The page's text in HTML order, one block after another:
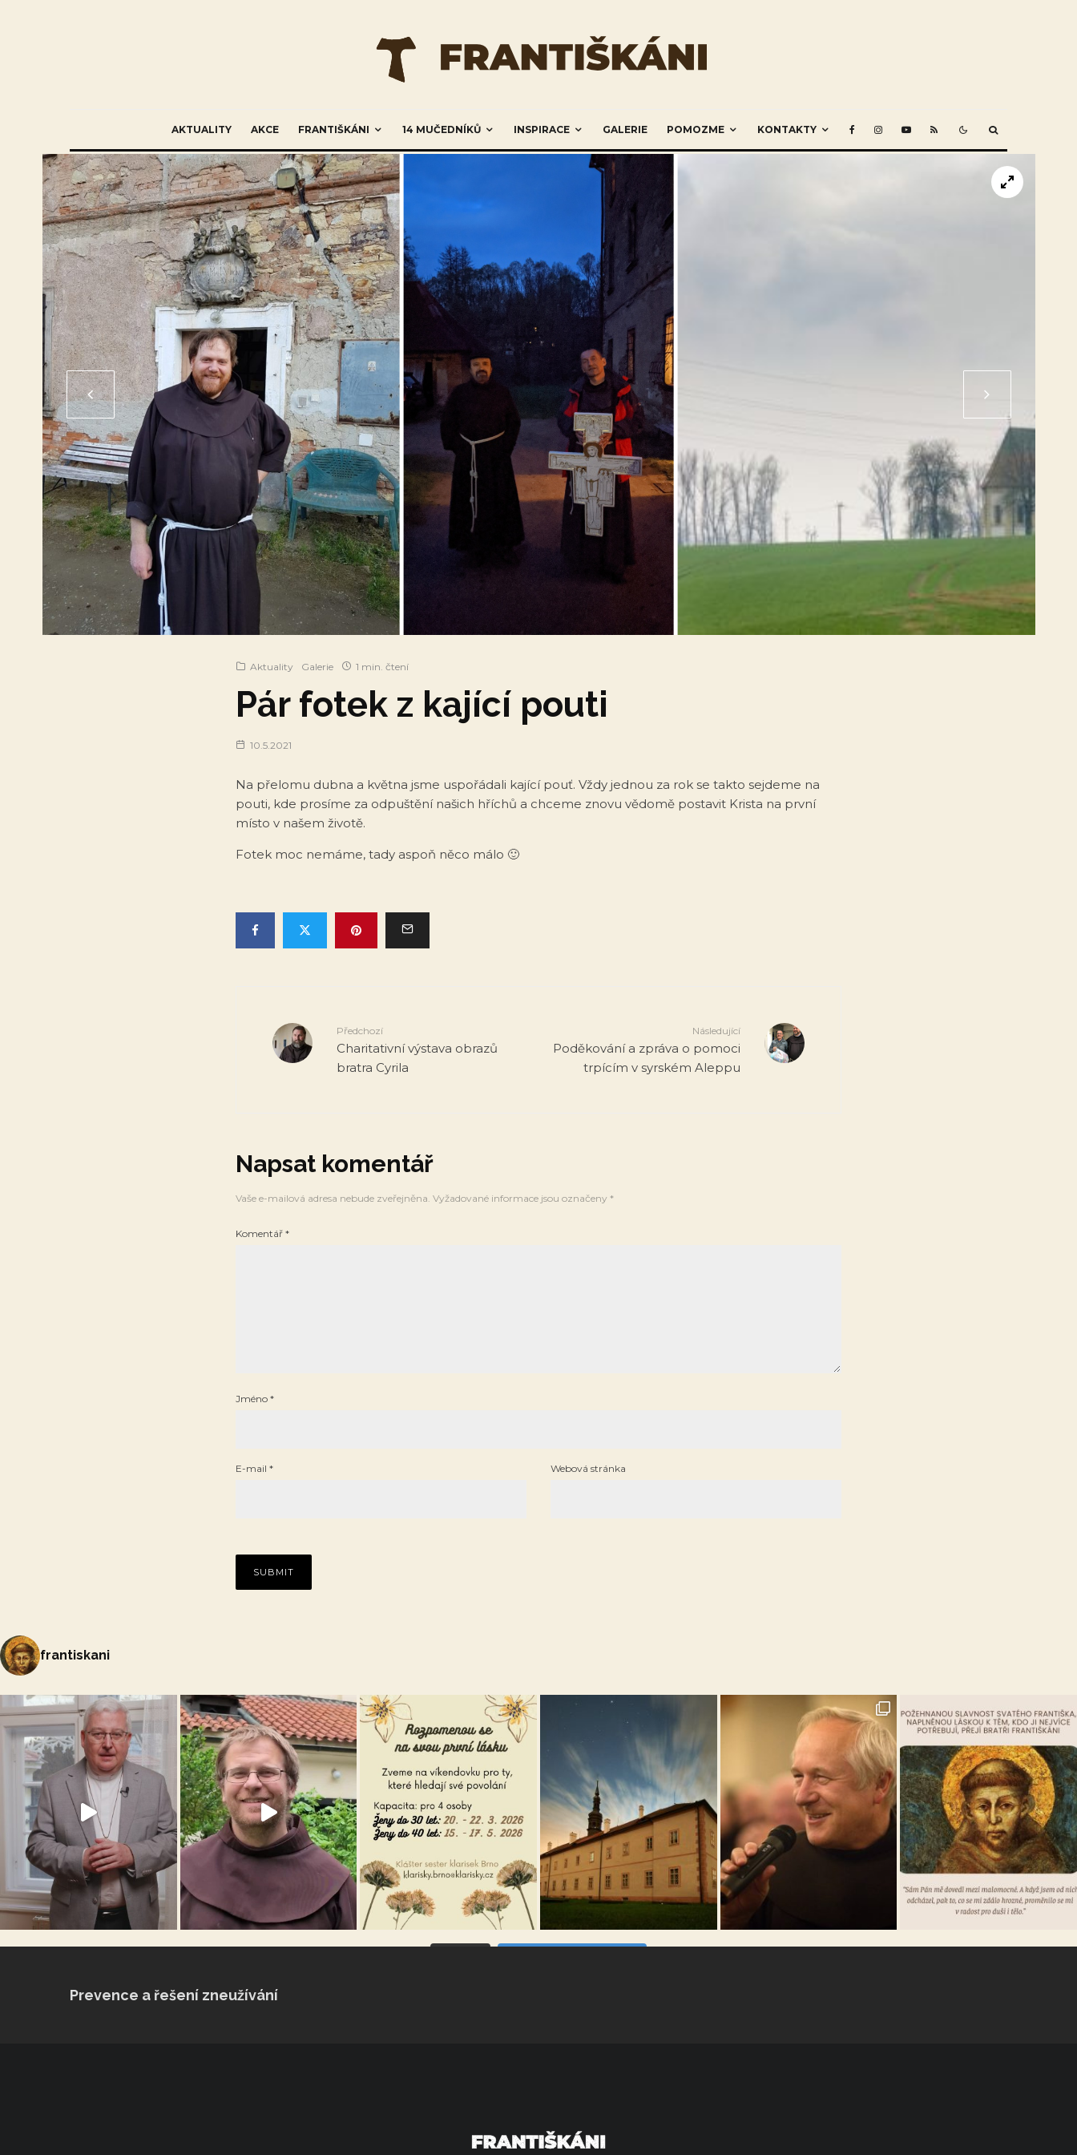
AKTUALITY AKCE FRANTIŠKÁNI 14 MUČEDNÍKŮ INSPIRACE GALERIE POMOZME KONTAKTY
Aktuality Galerie 1 min. čtení
Pár fotek z kající pouti
10.5.2021
Na přelomu dubna a května jsme uspořádali kající pouť. Vždy jednou za rok se takto sejdeme na
pouti, kde prosíme za odpuštění našich hříchů a chceme znovu vědomě postavit Krista na první
místo v našem životě.
Fotek moc nemáme, tady aspoň něco málo 🙂
Předchozí
Charitativní výstava obrazů
bratra Cyrila
Následující
Poděkování a zpráva o pomoci
trpícím v syrském Aleppu
Napsat komentář
Vaše e-mailová adresa nebude zveřejněna. Vyžadované informace jsou označeny *
Komentář *
Jméno *
E-mail * Webová stránka
frantiskani
Prevence a řešení zneužívání